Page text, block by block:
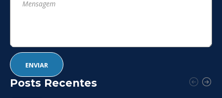
Posts Recentes